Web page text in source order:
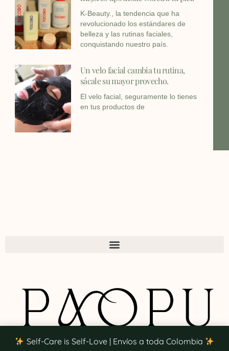
Self-Care is Self-Love | Envíos a toda Colombia
K-Beauty., la tendencia que ha
revolucionado los estándares de
belleza y las rutinas faciales,
conquistando nuestro país.
Un velo facial cambia tu rutina,
sácale su mayor provecho.
El velo facial, seguramente lo tienes
en tus productos de